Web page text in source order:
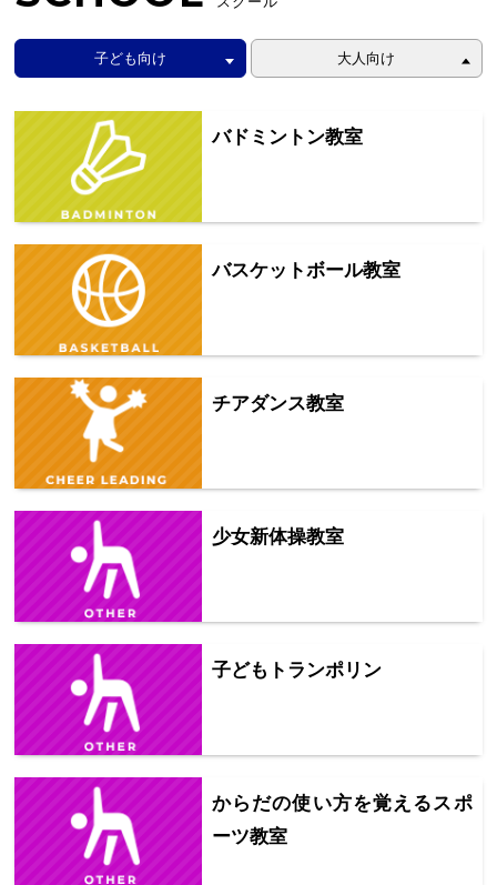
子ども向け 大人向け
バドミントン教室
バスケットボール教室
チアダンス教室
少女新体操教室
子どもトランポリン
からだの使い方を覚えるスポ
ーツ教室